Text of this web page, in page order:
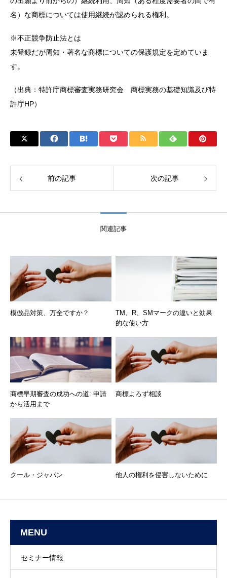
名）な商標については使用継続が認められる権利。
※不正競争防止法とは
未登録だが周知・著名な商標についての保護規定を定めていま
す。
（出典：特許庁商標審査実務研究会 商標実務の基礎知識及び特
許庁HP）
前の記事 次の記事
関連記事
模倣品対策、万全ですか？
TM、R、SMマークの違いと効果
的な使い方
商標早期審査の成功への道: 申請
から活用まで
商標よろず相談
クール・ジャパン 他人の権利を侵害しないために
MENU
セミナー情報